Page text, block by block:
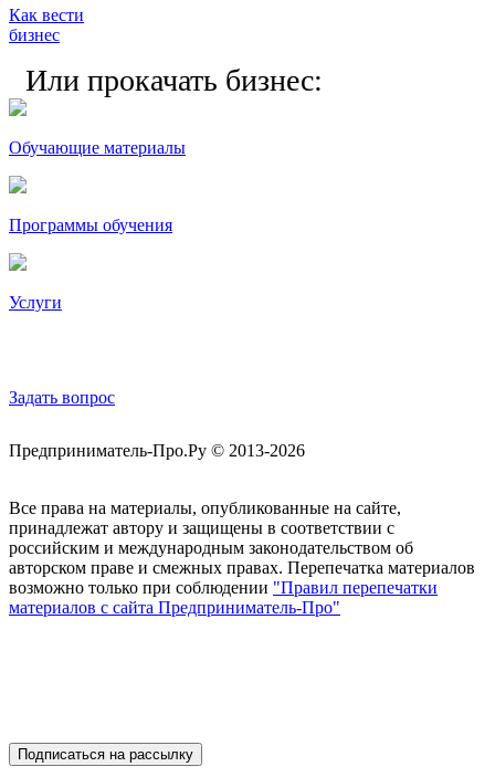
Как вести
бизнес
Или прокачать бизнес:
Обучающие материалы
Программы обучения
Услуги
Задать вопрос
Предприниматель-Про.Ру © 2013-2026
Все права на материалы, опубликованные на сайте,
принадлежат автору и защищены в соответствии с
российским и международным законодательством об
авторском праве и смежных правах. Перепечатка материалов
возможно только при соблюдении "Правил перепечатки
материалов с сайта Предприниматель-Про"